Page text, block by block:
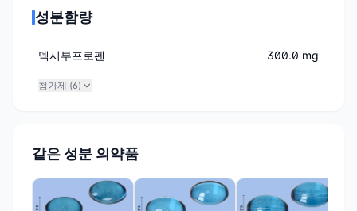
성분함량
덱시부프로펜 300.0 mg
첨가제 (6)
같은 성분 의약품